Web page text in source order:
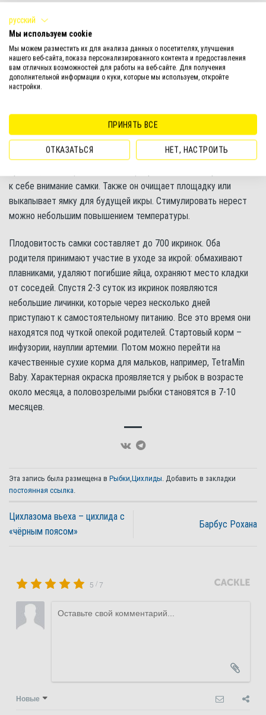
Кормить рыбок следует несколько раз в день такой порцией
корма, которая может быть полностью съедена за несколько
минут.
Размножение и разведение
Тиляпия зебровая отлично размножается в аквариуме, даже в
общем. А все дело в том, что у рыбок очень сильный
родительский инстинкт. Пару, которая готовится к нересту,
распознать очень легко: у самки значительно округляется
к себе внимание самки. Также он очищает площадку или
выкапывает ямку для будущей икры. Стимулировать нерест
можно небольшим повышением температуры.
Плодовитость самки составляет до 700 икринок. Оба
родителя принимают участие в уходе за икрой: обмахивают
плавниками, удаляют погибшие яйца, охраняют место кладки
от соседей. Спустя 2-3 суток из икринок появляются
небольшие личинки, которые через несколько дней
приступают к самостоятельному питанию. Все это время они
находятся под чуткой опекой родителей. Стартовый корм –
инфузории, науплии артемии. Потом можно перейти на
качественные сухие корма для мальков, например, TetraMin
Baby. Характерная окраска проявляется у рыбок в возрасте
около месяца, а половозрелыми рыбки становятся в 7-10
месяцев.
Эта запись была размещена в Рыбки Цихлиды . Добавить в закладки
постоянная ссылка
Цихлазома вьеха – цихлида с
«чёрным поясом»
Барбус Рохана
5 /7
Новые
русский
Мы используем cookie
Мы можем разместить их для анализа данных о посетителях, улучшения
нашего веб-сайта, показа персонализированного контента и предоставления
вам отличных возможностей для работы на веб-сайте. Для получения
дополнительной информации о куки, которые мы используем, откройте
настройки.
ПРИНЯТЬ ВСЕ
ОТКАЗАТЬСЯ НЕТ, НАСТРОИТЬ